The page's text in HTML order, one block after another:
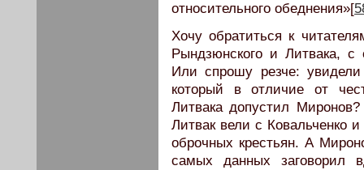
относительного обеднения»[
Хочу обратиться к
Рындзюнского и Литвака,
Или спрошу резче:
который в отличие от
Литвака допустил
Литвак вели с Ковальченко
оброчных крестьян. А
самых данных заговорил